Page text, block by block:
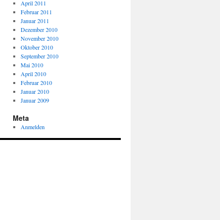
April 2011
Februar 2011
Januar 2011
Dezember 2010
November 2010
Oktober 2010
September 2010
Mai 2010
April 2010
Februar 2010
Januar 2010
Januar 2009
Meta
Anmelden